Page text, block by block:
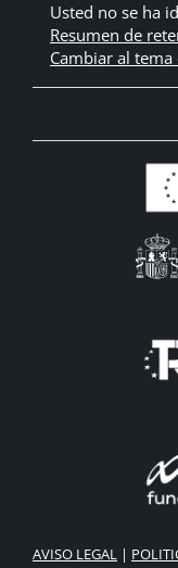
Usted no se ha
Resumen de
Cambiar al tema
AVISO LEGAL |